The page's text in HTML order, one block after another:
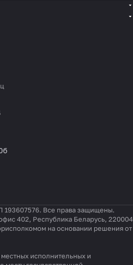
Все права защищены.
402, Республика Беларусь, 220004
на основании решения от
исполнительных и